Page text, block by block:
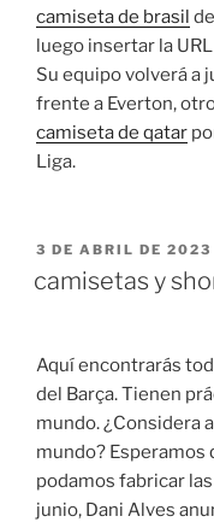
camiseta de brasil
luego insertar la
Su equipo volverá a
frente a Everton,
camiseta de qatar
Liga.
PUBLICADO
3 DE ABRIL DE 2023
camisetas y
Aquí encontrarás
del Barça. Tienen
mundo. ¿Considera
mundo?
podamos fabricar
junio, Dani Alves